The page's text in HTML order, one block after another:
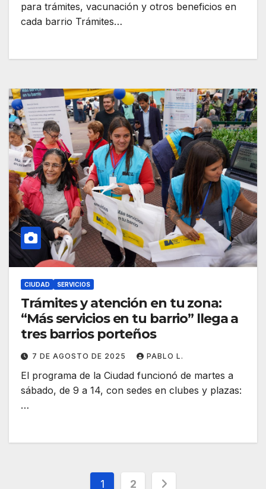
para trámites, vacunación y otros beneficios en
cada barrio Trámites…
CIUDAD SERVICIOS
Trámites y atención en tu zona:
“Más servicios en tu barrio” llega a
tres barrios porteños
7 DE AGOSTO DE 2025 PABLO L.
El programa de la Ciudad funcionó de martes a
sábado, de 9 a 14, con sedes en clubes y plazas:
…
Paginación
1 2